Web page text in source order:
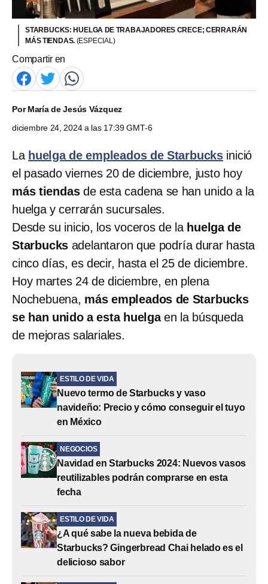
STARBUCKS: HUELGA DE TRABAJADORES CRECE; CERRARÁN
MÁS TIENDAS. (ESPECIAL)
Compartir en
PorMaría de Jesús Vázquez
diciembre 24, 2024 a las 17:39 GMT-6
La huelga de empleados de Starbucks inició
el pasado viernes 20 de diciembre, justo hoy
más tiendasde esta cadena se han unido a la
huelga y cerrarán sucursales.
Desde su inicio, los voceros de la huelga de
Starbucks adelantaron que podría durar hasta
cinco días, es decir, hasta el 25 de diciembre.
Hoy martes 24 de diciembre, en plena
Nochebuena, más empleados de Starbucks
se han unido a esta huelgaen la búsqueda
de mejoras salariales.
ESTILO DE VIDA
Nuevo termo de Starbucks y vaso
navideño: Precio y cómo conseguir el tuyo
en México
NEGOCIOS
Navidad en Starbucks 2024: Nuevos vasos
reutilizables podrán comprarse en esta
fecha
ESTILO DE VIDA
¿A qué sabe la nueva bebida de
Starbucks? Gingerbread Chai helado es el
delicioso sabor